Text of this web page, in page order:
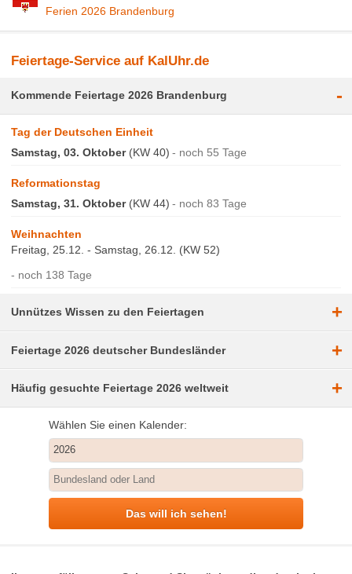
Ferien 2026 Brandenburg
Feiertage-Service auf KalUhr.de
Kommende Feiertage 2026 Brandenburg -
Tag der Deutschen Einheit
Samstag, 03. Oktober(KW 40) noch 55 Tage
Reformationstag
Samstag, 31. Oktober(KW 44) noch 83 Tage
Weihnachten
Freitag, 25.12. - Samstag, 26.12. (KW 52)
noch 138 Tage
Unnützes Wissen zu den Feiertagen +
Feiertage 2026 deutscher Bundesländer +
Häufig gesuchte Feiertage 2026 weltweit +
Wählen Sie einen Kalender:
Das will ich sehen!